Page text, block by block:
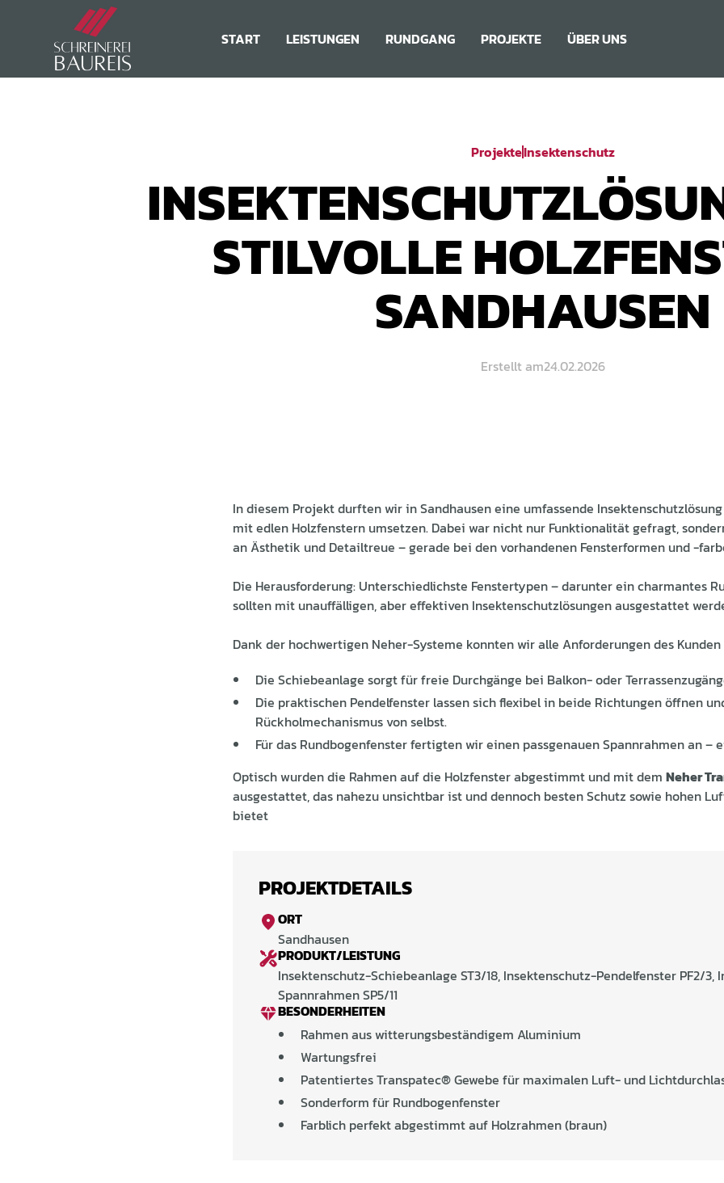
START LEISTUNGEN RUNDGANG PROJEKTE ÜBER UNS
ProjekteInsektenschutz
STILVOLLE
SANDHAUSEN
Erstellt am24.02.2026
In diesem Projekt durften wir in Sandhausen eine umfassende
mit edlen Holzfenstern umsetzen. Dabei war nicht nur Funktionalität gefragt,
an Ästhetik und Detailtreue – gerade bei den vorhandenen Fensterformen und -
Die Herausforderung: Unterschiedlichste Fenstertypen – darunter ein charmantes
sollten mit unauffälligen, aber effektiven Insektenschutzlösungen ausgestattet
Dank der hochwertigen Neher-Systeme konnten wir alle Anforderungen des
Die Schiebeanlage sorgt für freie Durchgänge bei Balkon- oder
Die praktischen Pendelfenster lassen sich flexibel in beide Richtungen öffnen
Rückholmechanismus von selbst.
Für das Rundbogenfenster fertigten wir einen passgenauen Spannrahmen an –
Optisch wurden die Rahmen auf die Holzfenster abgestimmt und mit dem Neher
ausgestattet, das nahezu unsichtbar ist und dennoch besten Schutz sowie hohen
bietet
PROJEKTDETAILS
ORT
Sandhausen
PRODUKT/LEISTUNG
Insektenschutz-Schiebeanlage ST3/18, Insektenschutz-Pendelfenster PF2/3,
Spannrahmen SP5/11
BESONDERHEITEN
Rahmen aus witterungsbeständigem Aluminium
Wartungsfrei
Patentiertes Transpatec® Gewebe für maximalen Luft- und
Sonderform für Rundbogenfenster
Farblich perfekt abgestimmt auf Holzrahmen (braun)